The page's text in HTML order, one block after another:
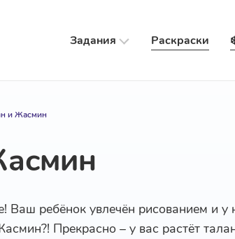
Задания Раскраски
и Жасмин
Ваш ребёнок увлечён рисованием и
Прекрасно – у вас растёт